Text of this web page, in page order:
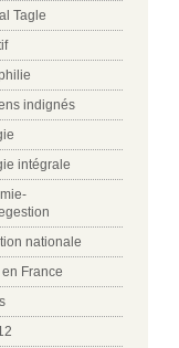
Tagle
indignés
intégrale
nationale
France